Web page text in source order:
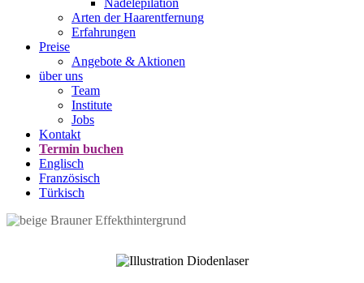
Nadelepilation
Arten der Haarentfernung
Erfahrungen
Preise
Angebote & Aktionen
über uns
Team
Institute
Jobs
Kontakt
Termin buchen
Englisch
Französisch
Türkisch